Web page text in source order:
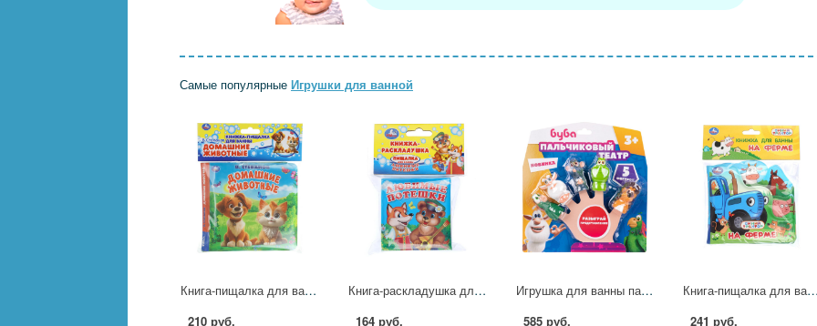
Самые популярные Игрушки для ванной
Книга-пищалка для ванны Домашние животные Степанов В.А, 14х14 см, 8 стр. УМка 9785506031468 (60)
210 руб.
Книга-раскладушка для ванной Любимые потешки, 8х8 см. 14 стр. УМка 9785506013808 (60)
164 руб.
Игрушка для ванны пальчиковый театр Буба Играем Вместе LX-PT-BB (24)
585 руб.
Книга-пищалка для ванной На ферме. Синий Трактор, 14х14 см, 8 стр. УМка 9785506107774
241 руб.